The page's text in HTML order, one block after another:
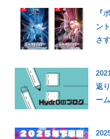
『
ン
さ
返
ー